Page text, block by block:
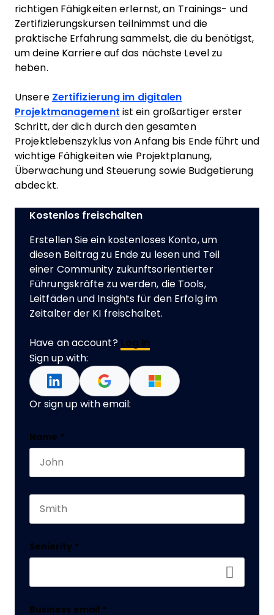
richtigen Fähigkeiten erlernst, an Trainings- und
Zertifizierungskursen teilnimmst und die
praktische Erfahrung sammelst, die du benötigst,
um deine Karriere auf das nächste Level zu
heben.
Unsere Zertifizierung im digitalen
Projektmanagement ist ein großartiger erster
Schritt, der dich durch den gesamten
Projektlebenszyklus von Anfang bis Ende führt und
wichtige Fähigkeiten wie Projektplanung,
Überwachung und Steuerung sowie Budgetierung
abdeckt.
Kostenlos freischalten
Erstellen Sie ein kostenloses Konto, um
diesen Beitrag zu Ende zu lesen und Teil
einer Community zukunftsorientierter
Führungskräfte zu werden, die Tools,
Leitfäden und Insights für den Erfolg im
Zeitalter der KI freischaltet.
Have an account? Log In
Sign up with:
Or sign up with email:
Email
Name *
Seniority *
Business email *